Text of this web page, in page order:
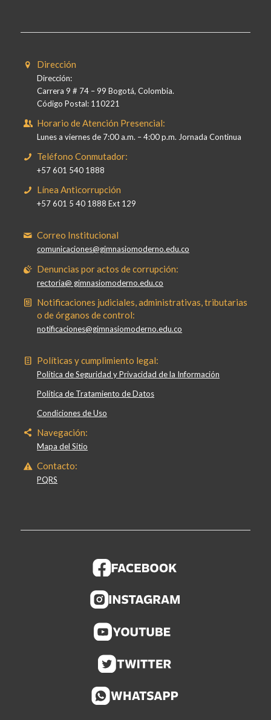
Dirección
Dirección:
Carrera 9 # 74 – 99 Bogotá, Colombia.
Código Postal: 110221
Horario de Atención Presencial:
Lunes a viernes de 7:00 a.m. – 4:00 p.m. Jornada Continua
Teléfono Conmutador:
+57 601 540 1888
Línea Anticorrupción
+57 601 5 40 1888 Ext 129
Correo Institucional
comunicaciones@gimnasiomoderno.edu.co
Denuncias por actos de corrupción:
rectoria@ gimnasiomoderno.edu.co
Notificaciones judiciales, administrativas, tributarias
o de órganos de control:
notificaciones@gimnasiomoderno.edu.co
Políticas y cumplimiento legal:
Política de Seguridad y Privacidad de la Información
Política de Tratamiento de Datos
Condiciones de Uso
Navegación:
Mapa del Sitio
Contacto:
PQRS